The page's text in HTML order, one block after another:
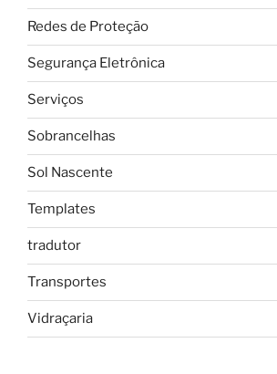
Redes de Proteção
Segurança Eletrônica
Serviços
Sobrancelhas
Sol Nascente
Templates
tradutor
Transportes
Vidraçaria